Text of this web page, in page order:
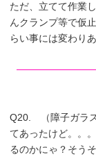
ただ、立てて作業
んクランプ等で仮
らい事には変わり
Q20. （障子ガラ
てあったけど。。
るのかにゃ？そう